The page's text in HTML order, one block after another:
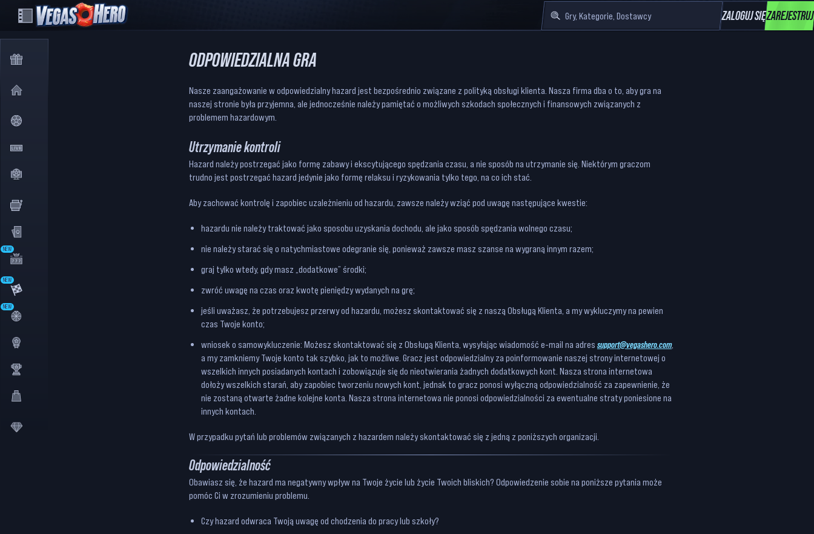
Gry, Kategorie, Dostawcy ZALOGUJ SIĘZAREJESTRUJ
NEW
NEW
NEW
ODPOWIEDZIALNA GRA
Nasze zaangażowanie w odpowiedzialny hazard jest bezpośrednio związane z polityką obsługi klienta. Nasza firma dba o to, aby gra na
naszej stronie była przyjemna, ale jednocześnie należy pamiętać o możliwych szkodach społecznych i finansowych związanych z
problemem hazardowym.
Utrzymanie kontroli
Hazard należy postrzegać jako formę zabawy i ekscytującego spędzania czasu, a nie sposób na utrzymanie się. Niektórym graczom
trudno jest postrzegać hazard jedynie jako formę relaksu i ryzykowania tylko tego, na co ich stać.
Aby zachować kontrolę i zapobiec uzależnieniu od hazardu, zawsze należy wziąć pod uwagę następujące kwestie:
hazardu nie należy traktować jako sposobu uzyskania dochodu, ale jako sposób spędzania wolnego czasu;
nie należy starać się o natychmiastowe odegranie się, ponieważ zawsze masz szanse na wygraną innym razem;
graj tylko wtedy, gdy masz „dodatkowe” środki;
zwróć uwagę na czas oraz kwotę pieniędzy wydanych na grę;
jeśli uważasz, że potrzebujesz przerwy od hazardu, możesz skontaktować się z naszą Obsługą Klienta, a my wykluczymy na pewien
czas Twoje konto;
wniosek o samowykluczenie: Możesz skontaktować się z Obsługą Klienta, wysyłając wiadomość e-mail na adres support@vegashero.com,
a my zamkniemy Twoje konto tak szybko, jak to możliwe. Gracz jest odpowiedzialny za poinformowanie naszej strony internetowej o
wszelkich innych posiadanych kontach i zobowiązuje się do nieotwierania żadnych dodatkowych kont. Nasza strona internetowa
dołoży wszelkich starań, aby zapobiec tworzeniu nowych kont, jednak to gracz ponosi wyłączną odpowiedzialność za zapewnienie, że
nie zostaną otwarte żadne kolejne konta. Nasza strona internetowa nie ponosi odpowiedzialności za ewentualne straty poniesione na
innych kontach.
W przypadku pytań lub problemów związanych z hazardem należy skontaktować się z jedną z poniższych organizacji.
Odpowiedzialność
Obawiasz się, że hazard ma negatywny wpływ na Twoje życie lub życie Twoich bliskich? Odpowiedzenie sobie na poniższe pytania może
pomóc Ci w zrozumieniu problemu.
Czy hazard odwraca Twoją uwagę od chodzenia do pracy lub szkoły?